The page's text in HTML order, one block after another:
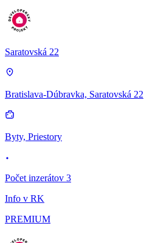
Saratovská 22
Bratislava-Dúbravka, Saratovská 22
Byty, Priestory
Počet inzerátov 3
Info v RK
PREMIUM